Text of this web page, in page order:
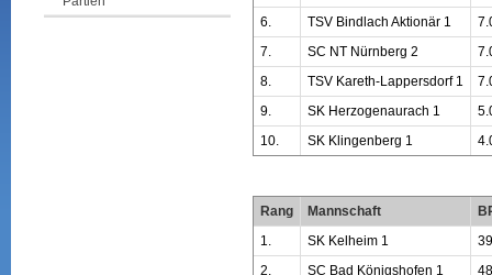
6.
TSV Bindlach Aktionär 1
7.
SC NT Nürnberg 2
8.
TSV Kareth-Lappersdorf 1
9.
SK Herzogenaurach 1
10.
SK Klingenberg 1
Rang Mannschaft
1.
SK Kelheim 1
2.
SC Bad Königshofen 1